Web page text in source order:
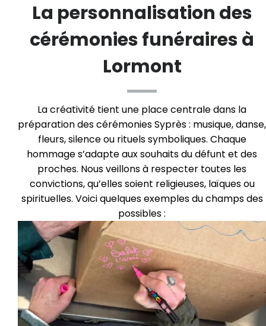
La personnalisation des
cérémonies funéraires à
Lormont
La créativité tient une place centrale dans la
préparation des cérémonies Syprès : musique, danse,
fleurs, silence ou rituels symboliques. Chaque
hommage s’adapte aux souhaits du défunt et des
proches. Nous veillons à respecter toutes les
convictions, qu’elles soient religieuses, laïques ou
spirituelles. Voici quelques exemples du champs des
possibles :